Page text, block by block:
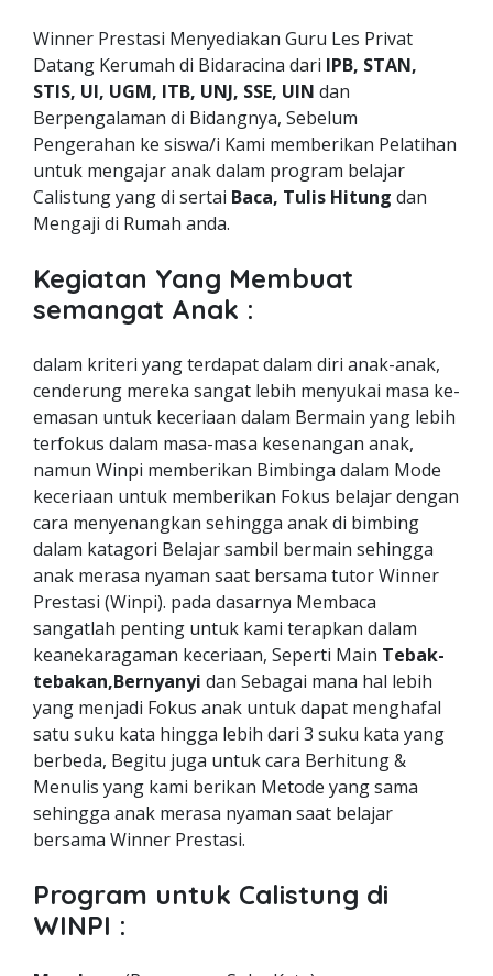
Winner Prestasi Menyediakan Guru Les Privat
Datang Kerumah di Bidaracina dari IPB, STAN,
STIS, UI, UGM, ITB, UNJ, SSE, UIN dan
Berpengalaman di Bidangnya, Sebelum
Pengerahan ke siswa/i Kami memberikan Pelatihan
untuk mengajar anak dalam program belajar
Calistung yang di sertai Baca, Tulis Hitung dan
Mengaji di Rumah anda.
Kegiatan Yang Membuat
semangat Anak :
dalam kriteri yang terdapat dalam diri anak-anak,
cenderung mereka sangat lebih menyukai masa ke-
emasan untuk keceriaan dalam Bermain yang lebih
terfokus dalam masa-masa kesenangan anak,
namun Winpi memberikan Bimbinga dalam Mode
keceriaan untuk memberikan Fokus belajar dengan
cara menyenangkan sehingga anak di bimbing
dalam katagori Belajar sambil bermain sehingga
anak merasa nyaman saat bersama tutor Winner
Prestasi (Winpi). pada dasarnya Membaca
sangatlah penting untuk kami terapkan dalam
keanekaragaman keceriaan, Seperti Main Tebak-
tebakan,Bernyanyi dan Sebagai mana hal lebih
yang menjadi Fokus anak untuk dapat menghafal
satu suku kata hingga lebih dari 3 suku kata yang
berbeda, Begitu juga untuk cara Berhitung &
Menulis yang kami berikan Metode yang sama
sehingga anak merasa nyaman saat belajar
bersama Winner Prestasi.
Program untuk Calistung di
WINPI :